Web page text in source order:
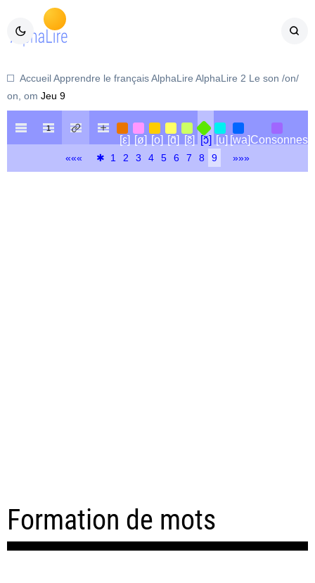
Accueil Apprendre le français AlphaLire AlphaLire 2 Le son /on/
on, om Jeu 9
[ε] [ø] [o] [ɑ̃] [ɛ̃] [ɔ̃] [u] [wa]Consonnes
««« 1 2 3 4 5 6 7 8 9 »»»
Formation de mots